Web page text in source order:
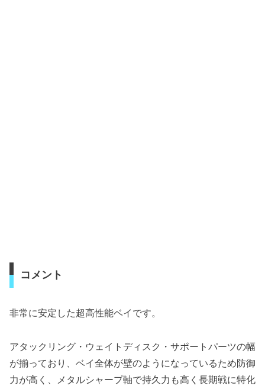
コメント
非常に安定した超高性能ベイです。
アタックリング・ウェイトディスク・サポートパーツの幅
が揃っており、ベイ全体が壁のようになっているため防御
力が高く、メタルシャープ軸で持久力も高く長期戦に特化